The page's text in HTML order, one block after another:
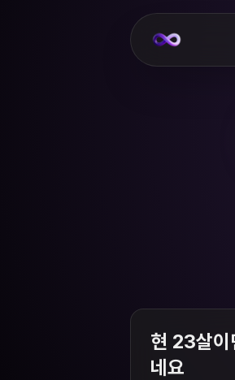
현 23살이
네요